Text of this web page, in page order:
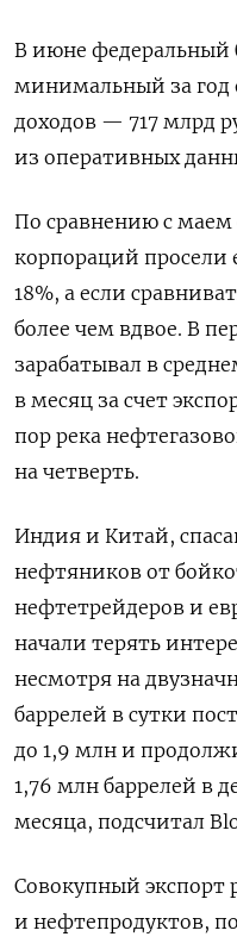
В июне федеральный
минимальный за год
доходов — 717 млрд
из оперативных
По сравнению с маем
корпораций просели
18%, а если
более чем вдвое. В
зарабатывал в
в месяц за счет
пор река
на четверть.
Индия и Китай,
нефтяников от
нефтетрейдеров и
начали терять
несмотря на
баррелей в сутки
до 1,9 млн и
1,76 млн баррелей в
месяца, подсчитал
Совокупный экспорт
и нефтепродуктов, по